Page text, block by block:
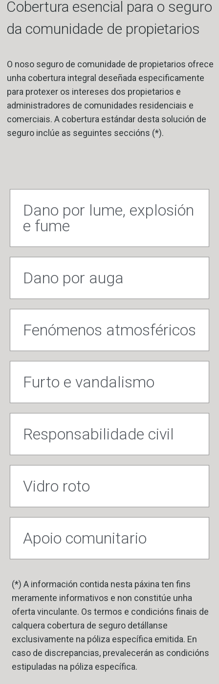
Cobertura esencial para o seguro
da comunidade de propietarios
O noso seguro de comunidade de propietarios ofrece
unha cobertura integral deseñada especificamente
para protexer os intereses dos propietarios e
administradores de comunidades residenciais e
comerciais. A cobertura estándar desta solución de
seguro inclúe as seguintes seccións (*).
Dano por lume, explosión
e fume
Dano por auga
Fenómenos atmosféricos
Furto e vandalismo
Responsabilidade civil
Vidro roto
Apoio comunitario
(*) A información contida nesta páxina ten fins
meramente informativos e non constitúe unha
oferta vinculante. Os termos e condicións finais de
calquera cobertura de seguro detállanse
exclusivamente na póliza específica emitida. En
caso de discrepancias, prevalecerán as condicións
estipuladas na póliza específica.